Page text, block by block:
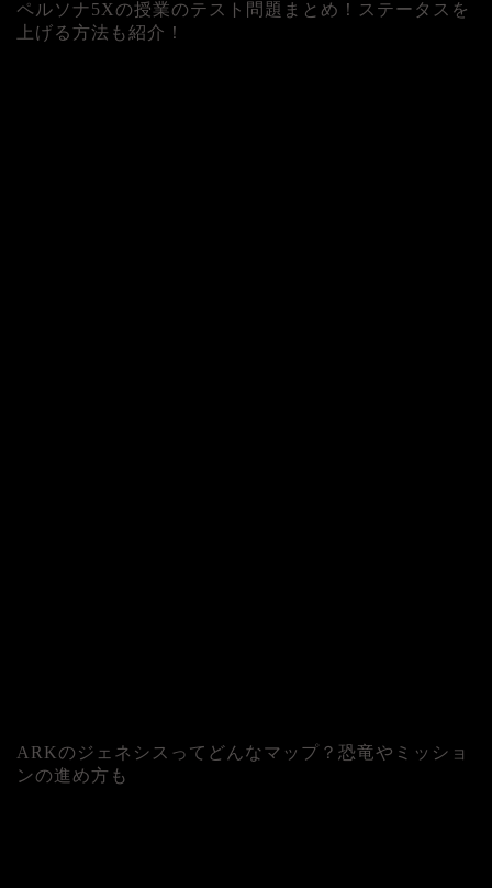
ペルソナ5Xの授業のテスト問題まとめ！ステータスを
上げる方法も紹介！
ARKのジェネシスってどんなマップ？恐竜やミッショ
ンの進め方も